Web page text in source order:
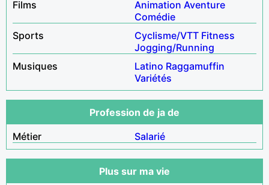
Films
Animation Aventure
Comédie
Sports
Cyclisme/VTT Fitness
Jogging/Running
Musiques
Latino Raggamuffin
Variétés
Profession de ja de
Métier
Salarié
Plus sur ma vie